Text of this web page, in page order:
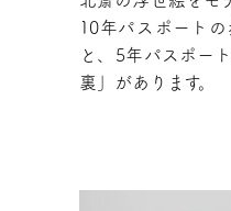
10年パスポート
と、5年パスポー
裏」があります。